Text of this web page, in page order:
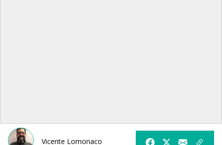
Vicente Lomonaco